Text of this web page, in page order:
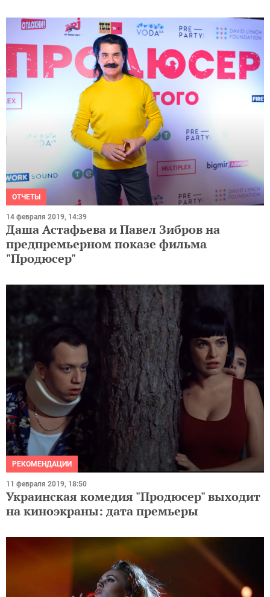
ОТЧЕТЫ
14 февраля 2019, 14:39
Даша Астафьева и Павел Зибров на
предпремьерном показе фильма
"Продюсер"
РЕКОМЕНДАЦИИ
11 февраля 2019, 18:50
Украинская комедия "Продюсер" выходит
на киноэкраны: дата премьеры